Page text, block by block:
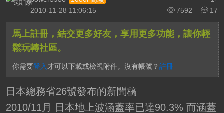
7592
17
2010-11-28 11:06:15
馬上註冊，結交更多好友，享用更多功能，讓你輕
鬆玩轉社區。
你需要登入 才可以下載或檢視附件。沒有帳號？ 註冊
日本總務省26號發布的新聞稿
2010/11月 日本地上波涵蓋率已達90.3% 而涵蓋